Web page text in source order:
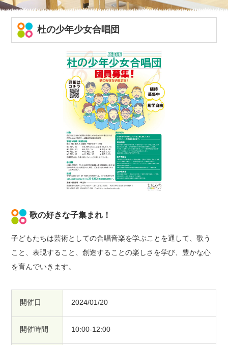
杜の少年少女合唱団
歌の好きな子集まれ！
子どもたちは芸術としての合唱音楽を学ぶことを通して、歌う
こと、表現すること、創造することの楽しさを学び、豊かな心
を育んでいきます。
開催日 2024/01/20
開催時間 10:00-12:00